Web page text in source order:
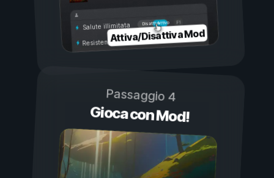
Attivo
Disattivo
Salute illimitata
Resistenza illimitata
Attiva/Disattiva Mod
Passaggio 4
Gioca con Mod!